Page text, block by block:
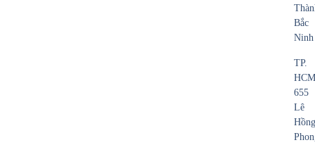
Bắc
Ninh
TP.
655
Lê
Hồng